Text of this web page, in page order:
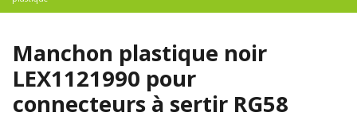
Manchon plastique noir
LEX1121990 pour
connecteurs à sertir RG58